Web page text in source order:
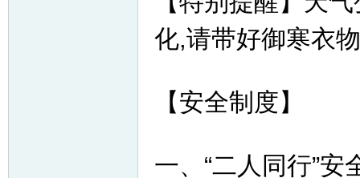
化,请带好御寒衣
【安全制度】
一、“二人同行”